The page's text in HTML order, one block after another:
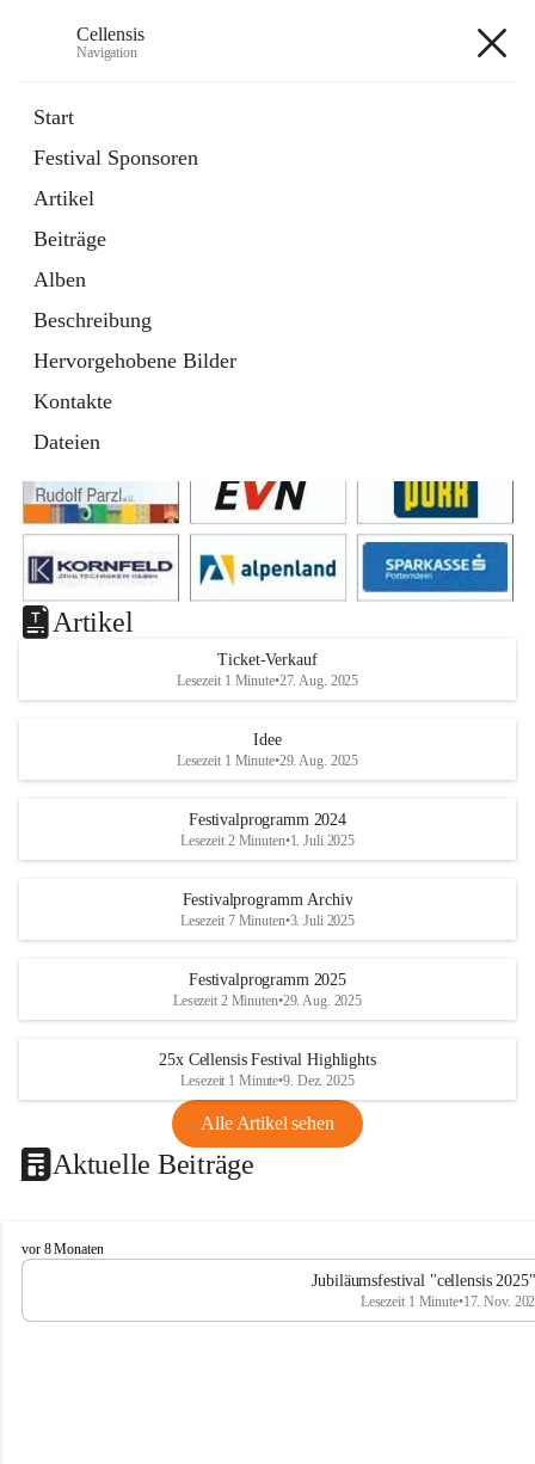
Cellensis
Navigation
Start
Festival Sponsoren
Artikel
Beiträge
Alben
Beschreibung
Hervorgehobene Bilder
Kontakte
Dateien
Festival Sponsoren
Artikel
Ticket-Verkauf
Lesezeit 1 Minute•27. Aug. 2025
Idee
Lesezeit 1 Minute•29. Aug. 2025
Festivalprogramm 2024
Lesezeit 2 Minuten•1. Juli 2025
Festivalprogramm Archiv
Lesezeit 7 Minuten•3. Juli 2025
Festivalprogramm 2025
Lesezeit 2 Minuten•29. Aug. 2025
25x Cellensis Festival Highlights
Lesezeit 1 Minute•9. Dez. 2025
Alle Artikel sehen
Aktuelle Beiträge
C
e
l
vor 8 Monaten
Jubiläumsfestival "cellensis
Lesezeit 1 Minute•17. Nov.